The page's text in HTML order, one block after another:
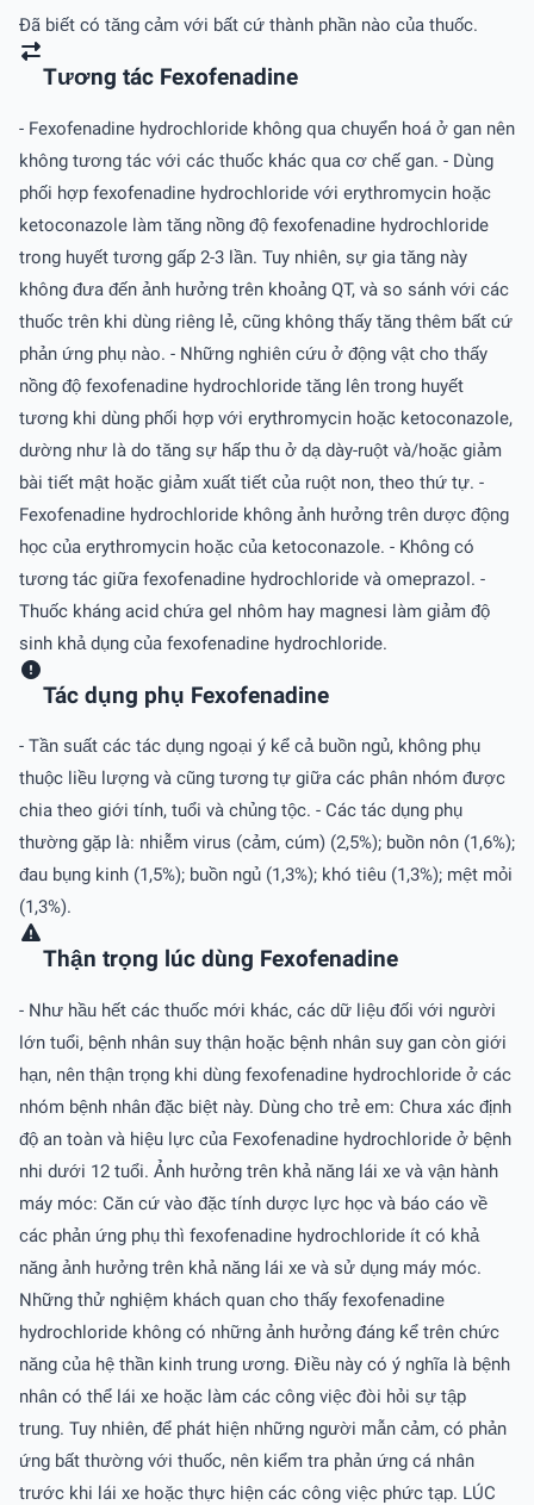
Ðã biết có tăng cảm với bất cứ thành phần nào của thuốc.
Tương tác Fexofenadine
- Fexofenadine hydrochloride không qua chuyển hoá ở gan nên
không tương tác với các thuốc khác qua cơ chế gan. - Dùng
phối hợp fexofenadine hydrochloride với erythromycin hoặc
ketoconazole làm tăng nồng độ fexofenadine hydrochloride
trong huyết tương gấp 2-3 lần. Tuy nhiên, sự gia tăng này
không đưa đến ảnh hưởng trên khoảng QT, và so sánh với các
thuốc trên khi dùng riêng lẻ, cũng không thấy tăng thêm bất cứ
phản ứng phụ nào. - Những nghiên cứu ở động vật cho thấy
nồng độ fexofenadine hydrochloride tăng lên trong huyết
tương khi dùng phối hợp với erythromycin hoặc ketoconazole,
dường như là do tăng sự hấp thu ở dạ dày-ruột và/hoặc giảm
bài tiết mật hoặc giảm xuất tiết của ruột non, theo thứ tự. -
Fexofenadine hydrochloride không ảnh hưởng trên dược động
học của erythromycin hoặc của ketoconazole. - Không có
tương tác giữa fexofenadine hydrochloride và omeprazol. -
Thuốc kháng acid chứa gel nhôm hay magnesi làm giảm độ
sinh khả dụng của fexofenadine hydrochloride.
Tác dụng phụ Fexofenadine
- Tần suất các tác dụng ngoại ý kể cả buồn ngủ, không phụ
thuộc liều lượng và cũng tương tự giữa các phân nhóm được
chia theo giới tính, tuổi và chủng tộc. - Các tác dụng phụ
thường gặp là: nhiễm virus (cảm, cúm) (2,5%); buồn nôn (1,6%);
đau bụng kinh (1,5%); buồn ngủ (1,3%); khó tiêu (1,3%); mệt mỏi
(1,3%).
Thận trọng lúc dùng Fexofenadine
- Như hầu hết các thuốc mới khác, các dữ liệu đối với người
lớn tuổi, bệnh nhân suy thận hoặc bệnh nhân suy gan còn giới
hạn, nên thận trọng khi dùng fexofenadine hydrochloride ở các
nhóm bệnh nhân đặc biệt này. Dùng cho trẻ em: Chưa xác định
độ an toàn và hiệu lực của Fexofenadine hydrochloride ở bệnh
nhi dưới 12 tuổi. Ảnh hưởng trên khả năng lái xe và vận hành
máy móc: Căn cứ vào đặc tính dược lực học và báo cáo về
các phản ứng phụ thì fexofenadine hydrochloride ít có khả
năng ảnh hưởng trên khả năng lái xe và sử dụng máy móc.
Những thử nghiệm khách quan cho thấy fexofenadine
hydrochloride không có những ảnh hưởng đáng kể trên chức
năng của hệ thần kinh trung ương. Ðiều này có ý nghĩa là bệnh
nhân có thể lái xe hoặc làm các công việc đòi hỏi sự tập
trung. Tuy nhiên, để phát hiện những người mẫn cảm, có phản
ứng bất thường với thuốc, nên kiểm tra phản ứng cá nhân
trước khi lái xe hoặc thực hiện các công việc phức tạp. LÚC